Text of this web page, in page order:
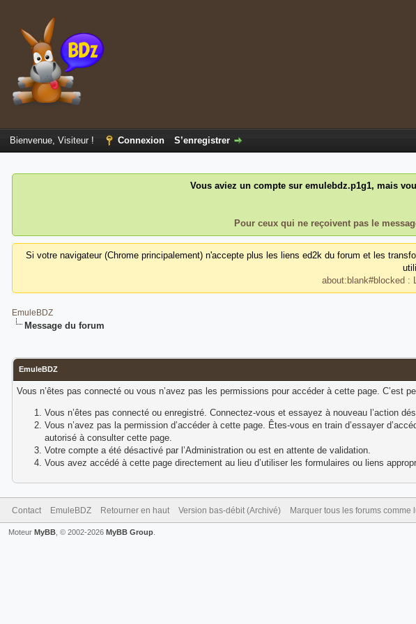
Bienvenue, Visiteur ! Connexion S’enregistrer
Vous aviez un compte sur emulebdz.p1g1, mais
Pour ceux qui ne reçoivent pas le
Si votre navigateur (Chrome principalement) n'accepte plus les liens ed2k du forum et les
about:blank#blocked :
EmuleBDZ
Message du forum
EmuleBDZ
Vous n’êtes pas connecté ou vous n’avez pas les permissions pour accéder à cette page. C’est
Vous n’êtes pas connecté ou enregistré. Connectez-vous et essayez à nouveau l’action
Vous n’avez pas la permission d’accéder à cette page. Êtes-vous en train d’essayer
autorisé à consulter cette page.
Votre compte a été désactivé par l’Administration ou est en attente de validation.
Vous avez accédé à cette page directement au lieu d’utiliser les formulaires ou liens
Contact EmuleBDZ Retourner en haut Version bas-débit (Archivé) Marquer tous les forums comme
Moteur MyBB, © 2002-2026 MyBB Group.